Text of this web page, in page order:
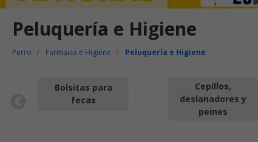
Peluquería e Higiene
Perro Farmacia e Higiene Peluquería e Higiene
Bolsitas para
fecas
Cepillos,
deslanadores y
peines